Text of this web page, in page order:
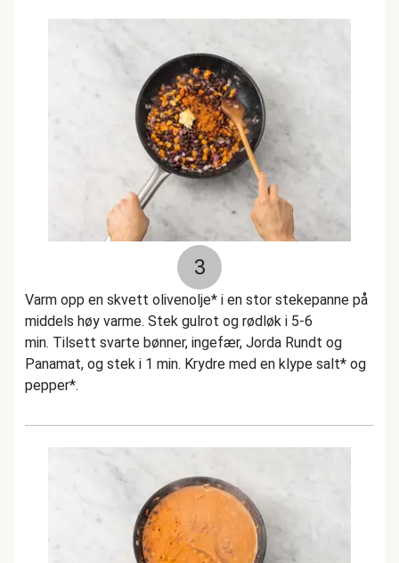
3
Varm opp en skvett olivenolje* i en stor stekepanne på
middels høy varme. Stek gulrot og rødløk i 5-6
min. Tilsett svarte bønner, ingefær, Jorda Rundt og
Panamat, og stek i 1 min. Krydre med en klype salt* og
pepper*.